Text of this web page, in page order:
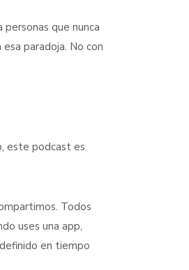
que nunca
paradoja. No con
este podcast es
Todos
uses una app,
en tiempo